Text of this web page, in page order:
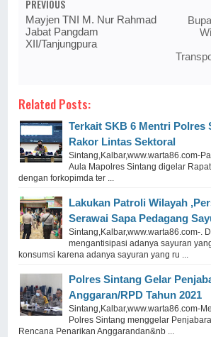
PREVIOUS
Mayjen TNI M. Nur Rahmad
Jabat Pangdam
XII/Tanjungpura
Related Posts:
Terkait SKB 6 Mentri Polres
Rakor Lintas Sektoral
Sintang,Kalbar,www.warta86.com-
Aula Mapolres Sintang digelar
dengan forkopimda ter ...
Lakukan Patroli Wilayah
Serawai Sapa Pedagang
Sintang,Kalbar,www.warta86.com-.
mengantisipasi adanya sayuran
konsumsi karena adanya sayuran yang ru ...
Polres Sintang Gelar
Anggaran/RPD Tahun 2021
Sintang,Kalbar,www.warta86.com-
Polres Sintang menggelar
Rencana Penarikan Anggarandan&nb ...